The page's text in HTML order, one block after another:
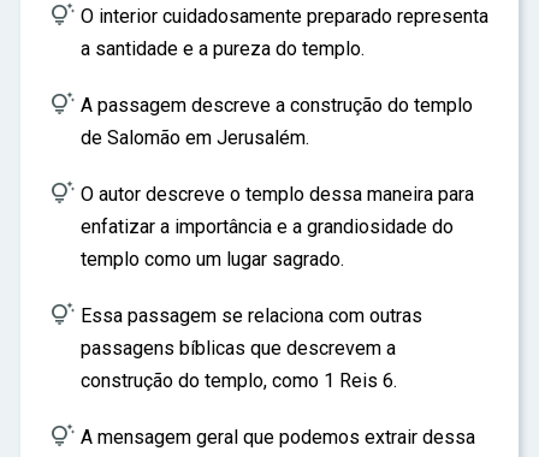
 O interior cuidadosamente preparado representa
a santidade e a pureza do templo.
 A passagem descreve a construção do templo
de Salomão em Jerusalém.
 O autor descreve o templo dessa maneira para
enfatizar a importância e a grandiosidade do
templo como um lugar sagrado.
 Essa passagem se relaciona com outras
passagens bíblicas que descrevem a
construção do templo, como 1 Reis 6.
 A mensagem geral que podemos extrair dessa